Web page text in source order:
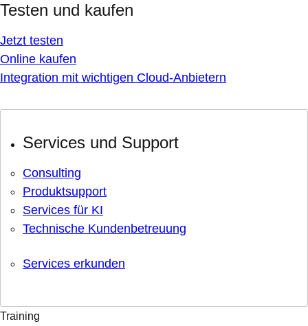
Testen und kaufen
Jetzt testen
Online kaufen
Integration mit wichtigen Cloud-Anbietern
Services und Support
Consulting
Produktsupport
Services für KI
Technische Kundenbetreuung
Services erkunden
Training